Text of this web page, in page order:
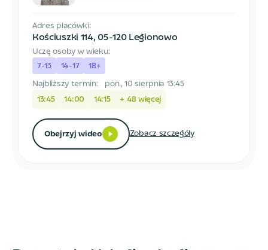
Adres placówki:
Kościuszki 114, 05-120 Legionowo
Uczę osoby w wieku:
7-13
14-17
18+
Najbliższy termin:
pon., 10 sierpnia 13:45
13:45
14:00 14:15 + 48więcej
Obejrzyj wideo Zobacz szczegóły